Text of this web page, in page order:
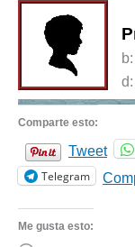
b:
d:
Comparte esto:
Tweet
Telegram
Me gusta esto: